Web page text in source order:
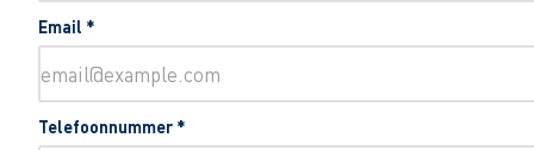
Email *
Telefoonnummer *